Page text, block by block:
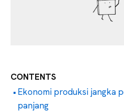
CONTENTS
Ekonomi produksi jangka
panjang